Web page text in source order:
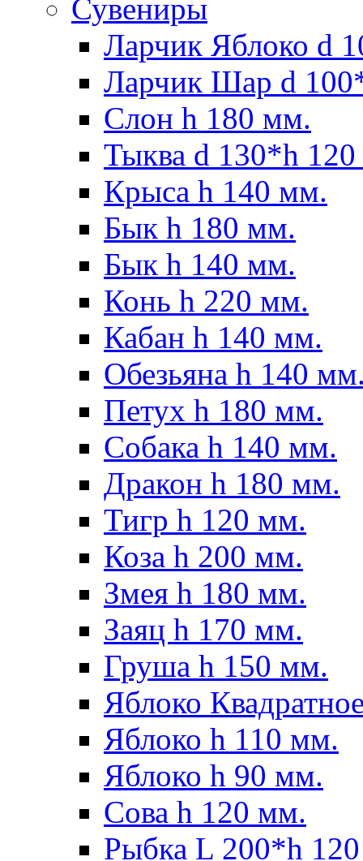
Сувениры
Ларчик Яблоко d
Ларчик Шар d
Слон h 180 мм.
Тыква d 130*h
Крыса h 140 мм.
Бык h 180 мм.
Бык h 140 мм.
Конь h 220 мм.
Кабан h 140 мм.
Обезьяна h 140
Петух h 180 мм.
Собака h 140 мм.
Дракон h 180 мм.
Тигр h 120 мм.
Коза h 200 мм.
Змея h 180 мм.
Заяц h 170 мм.
Груша h 150 мм.
Яблоко
Яблоко h 110 мм.
Яблоко h 90 мм.
Сова h 120 мм.
Рыбка L 200*h